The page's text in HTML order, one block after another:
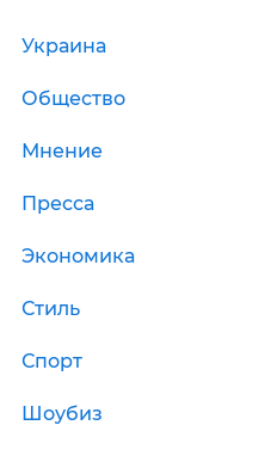
Украина
Общество
Мнение
Пресса
Экономика
Стиль
Спорт
Шоубиз